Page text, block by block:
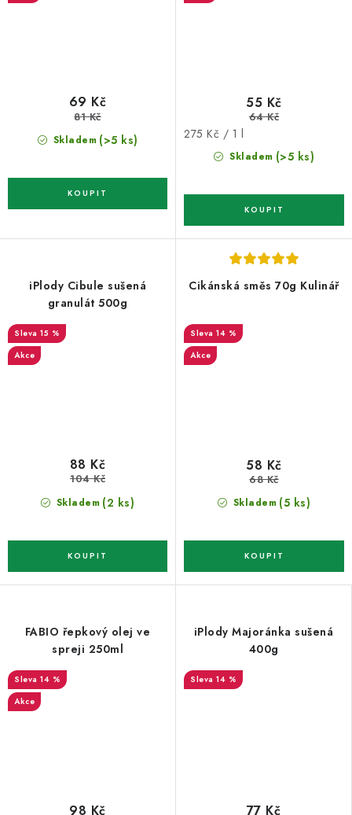
Skladem (>5 ks)
69 Kč
81 Kč
Skladem (>5 ks)
55 Kč
64 Kč
Měrná
275 Kč / 1 l
iPlody Cibule sušená
granulát 500g
15 %
Akce
Skladem (2 ks)
88 Kč
104 Kč
Cikánská směs 70g Kulinář
14 %
Akce
Skladem (5 ks)
58 Kč
68 Kč
FABIO řepkový olej ve
spreji 250ml
14 %
Akce
98 Kč
iPlody Majoránka sušená
400g
14 %
77 Kč